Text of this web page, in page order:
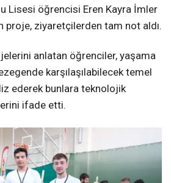
Lisesi öğrencisi Eren Kayra İmler
proje, ziyaretçilerden tam not aldı.
anlatan öğrenciler, yaşama
karşılaşılabilecek temel
ederek bunlara teknolojik
ifade etti.